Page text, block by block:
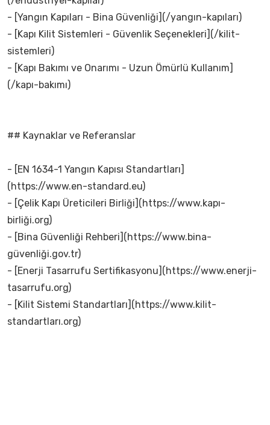
- [Yangın Kapıları - Bina Güvenliği](/yangın-kapıları)
- [Kapı Kilit Sistemleri - Güvenlik Seçenekleri](/kilit-
sistemleri)
- [Kapı Bakımı ve Onarımı - Uzun Ömürlü Kullanım]
(/kapı-bakımı)
## Kaynaklar ve Referanslar
- [EN 1634-1 Yangın Kapısı Standartları]
(https://www.en-standard.eu)
- [Çelik Kapı Üreticileri Birliği](https://www.kapı-
birliği.org)
- [Bina Güvenliği Rehberi](https://www.bina-
güvenliği.gov.tr)
- [Enerji Tasarrufu Sertifikasyonu](https://www.enerji-
tasarrufu.org)
- [Kilit Sistemi Standartları](https://www.kilit-
standartları.org)